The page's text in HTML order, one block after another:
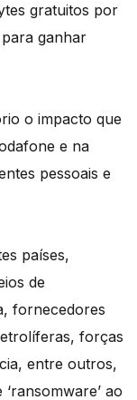
gratuitos por
ganhar
o impacto que
e na
pessoais e
países,
de
fornecedores
forças
entre outros,
ao